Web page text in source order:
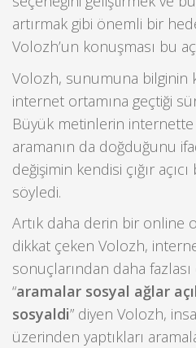
artırmak gibi önemli bir
Volozh’un konuşması bu
Volozh, sunumuna bilginin
internet ortamına geçtiği
Büyük metinlerin internette
aramanın da doğduğunu
değişimin kendisi çığır
söyledi.
Artık daha derin bir online
dikkat çeken Volozh,
sonuçlarından daha
“aramalar sosyal ağlar
sosyaldi” diyen Volozh,
üzerinden yaptıkları